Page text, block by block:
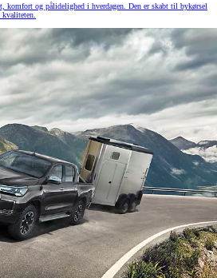
og pålidelighed i hverdagen. Den er skabt til bykørsel